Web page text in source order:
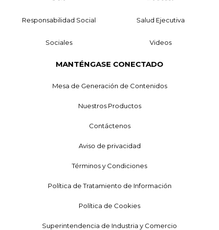
Responsabilidad Social Salud Ejecutiva
Sociales Videos
MANTÉNGASE CONECTADO
Mesa de Generación de Contenidos
Nuestros Productos
Contáctenos
Aviso de privacidad
Términos y Condiciones
Política de Tratamiento de Información
Política de Cookies
Superintendencia de Industria y Comercio